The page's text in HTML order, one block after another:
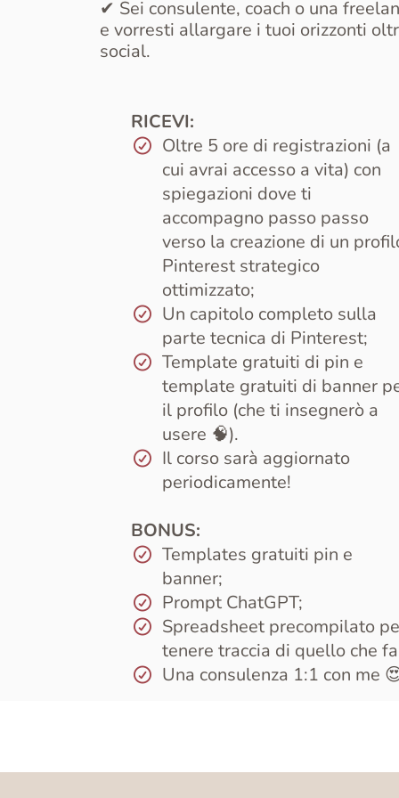
✔ Sei consulente, coach o una
e vorresti allargare i tuoi orizzonti
social.
RICEVI:
Oltre 5 ore di registrazioni (a
cui avrai accesso a vita) con
spiegazioni dove ti
accompagno passo passo
verso la creazione di un
Pinterest strategico
ottimizzato;
Un capitolo completo sulla
parte tecnica di Pinterest;
Template gratuiti di pin e
template gratuiti di banner
il profilo (che ti insegnerò a
usere 🧠).
Il corso sarà aggiornato
periodicamente!
BONUS:
Templates gratuiti pin e
banner;
Prompt ChatGPT;
Spreadsheet precompilato
tenere traccia di quello che
Una consulenza 1:1 con me